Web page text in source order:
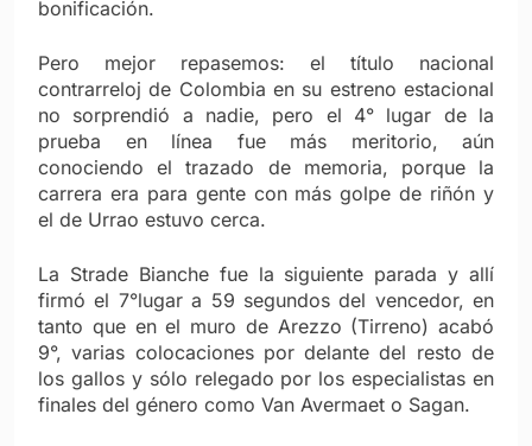
bonificación.
Pero mejor repasemos: el título nacional
contrarreloj de Colombia en su estreno estacional
no sorprendió a nadie, pero el 4° lugar de la
prueba en línea fue más meritorio, aún
conociendo el trazado de memoria, porque la
carrera era para gente con más golpe de riñón y
el de Urrao estuvo cerca.
La Strade Bianche fue la siguiente parada y allí
firmó el 7°lugar a 59 segundos del vencedor, en
tanto que en el muro de Arezzo (Tirreno) acabó
9°, varias colocaciones por delante del resto de
los gallos y sólo relegado por los especialistas en
finales del género como Van Avermaet o Sagan.